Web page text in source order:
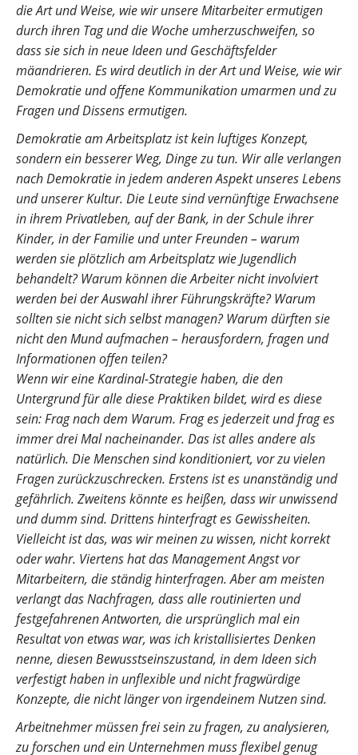
die Art und Weise, wie wir unsere Mitarbeiter ermutigen
durch ihren Tag und die Woche umherzuschweifen, so
dass sie sich in neue Ideen und Geschäftsfelder
mäandrieren. Es wird deutlich in der Art und Weise, wie wir
Demokratie und offene Kommunikation umarmen und zu
Fragen und Dissens ermutigen.
Demokratie am Arbeitsplatz ist kein luftiges Konzept,
sondern ein besserer Weg, Dinge zu tun. Wir alle verlangen
nach Demokratie in jedem anderen Aspekt unseres Lebens
und unserer Kultur. Die Leute sind vernünftige Erwachsene
in ihrem Privatleben, auf der Bank, in der Schule ihrer
Kinder, in der Familie und unter Freunden – warum
werden sie plötzlich am Arbeitsplatz wie Jugendlich
behandelt? Warum können die Arbeiter nicht involviert
werden bei der Auswahl ihrer Führungskräfte? Warum
sollten sie nicht sich selbst managen? Warum dürften sie
nicht den Mund aufmachen – herausfordern, fragen und
Informationen offen teilen?
Wenn wir eine Kardinal-Strategie haben, die den
Untergrund für alle diese Praktiken bildet, wird es diese
sein: Frag nach dem Warum. Frag es jederzeit und frag es
immer drei Mal nacheinander. Das ist alles andere als
natürlich. Die Menschen sind konditioniert, vor zu vielen
Fragen zurückzuschrecken. Erstens ist es unanständig und
gefährlich. Zweitens könnte es heißen, dass wir unwissend
und dumm sind. Drittens hinterfragt es Gewissheiten.
Vielleicht ist das, was wir meinen zu wissen, nicht korrekt
oder wahr. Viertens hat das Management Angst vor
Mitarbeitern, die ständig hinterfragen. Aber am meisten
verlangt das Nachfragen, dass alle routinierten und
festgefahrenen Antworten, die ursprünglich mal ein
Resultat von etwas war, was ich kristallisiertes Denken
nenne, diesen Bewusstseinszustand, in dem Ideen sich
verfestigt haben in unflexible und nicht fragwürdige
Konzepte, die nicht länger von irgendeinem Nutzen sind.
Arbeitnehmer müssen frei sein zu fragen, zu analysieren,
zu forschen und ein Unternehmen muss flexibel genug